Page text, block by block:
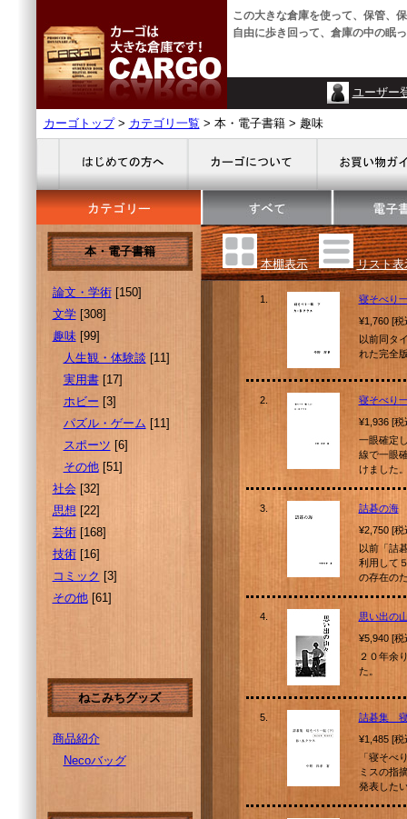
この大きな倉庫を使って、保管、
自由に歩き回って、倉庫の中の眠
ユーザー
カーゴトップ> カテゴリ一覧 > 本・電子書籍 > 趣味
本・電子書籍
論文・学術[150]
文学[308]
趣味[99]
人生観・体験談 [11]
実用書[17]
ホビー [3]
パズル・ゲーム [11]
スポーツ [6]
その他[51]
社会[32]
思想 [22]
芸術[168]
技術[16]
コミック [3]
その他[61]
ねこみちグッズ
商品紹介
Necoバッグ
本棚表示 リスト表
1.
寝そべり
¥1,760 [
以前同タ
れた完全
2.
寝そべり
¥1,936 [
一眼確定
線で一眼
けました
3.
詰碁の海
¥2,750 [
以前「詰
利用して
の存在の
4.
思い出の
¥5,940 [
２０年余
た。
5.
詰碁集 寝
¥1,485 [
「寝そべ
ミスの指
発表した